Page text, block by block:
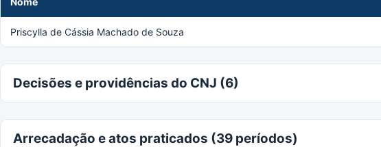
Priscylla de Cássia Machado de Souza
Decisões e providências do CNJ (6)
Arrecadação e atos praticados (39 períodos)